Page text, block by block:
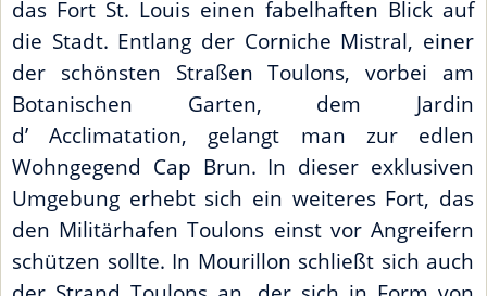
das Fort St. Louis einen fabelhaften Blick auf
die Stadt. Entlang der Corniche Mistral, einer
der schönsten Straßen Toulons, vorbei am
Botanischen Garten, dem Jardin
d’ Acclimatation, gelangt man zur edlen
Wohngegend Cap Brun. In dieser exklusiven
Umgebung erhebt sich ein weiteres Fort, das
den Militärhafen Toulons einst vor Angreifern
schützen sollte. In Mourillon schließt sich auch